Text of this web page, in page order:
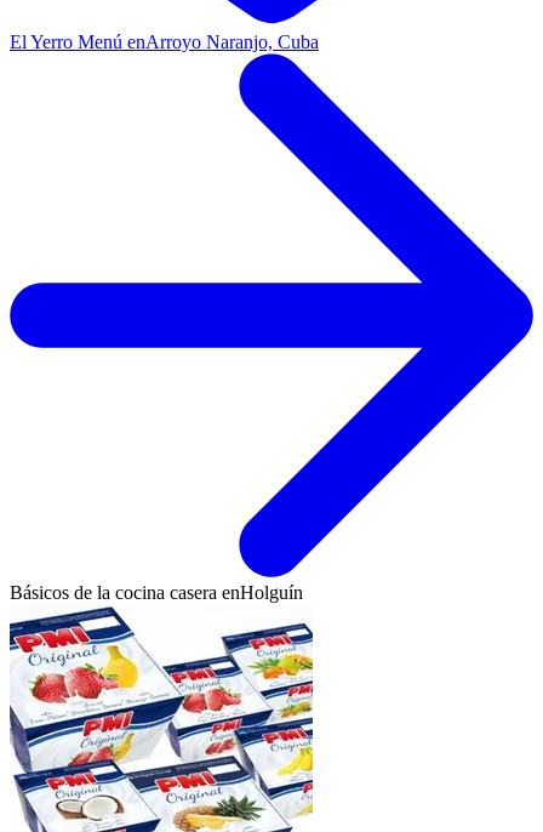
El Yerro Menú enArroyo Naranjo, Cuba
Básicos de la cocina casera enHolguín